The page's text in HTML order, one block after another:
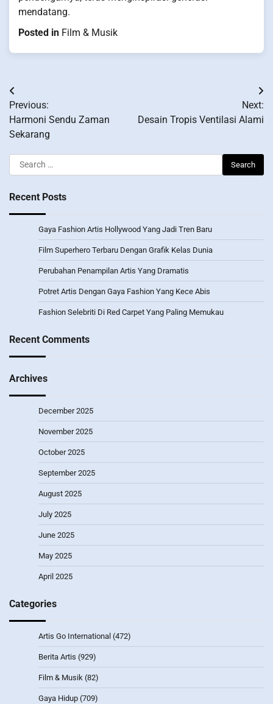
mendatang.
Posted in Film & Musik
Post
navigation
Previous:
Harmoni Sendu Zaman
Sekarang
Next:
Desain Tropis Ventilasi Alami
Search
for:
Recent Posts
Gaya Fashion Artis Hollywood Yang Jadi Tren Baru
Film Superhero Terbaru Dengan Grafik Kelas Dunia
Perubahan Penampilan Artis Yang Dramatis
Potret Artis Dengan Gaya Fashion Yang Kece Abis
Fashion Selebriti Di Red Carpet Yang Paling Memukau
Recent Comments
Archives
December 2025
November 2025
October 2025
September 2025
August 2025
July 2025
June 2025
May 2025
April 2025
Categories
Artis Go International (472)
Berita Artis (929)
Film & Musik (82)
Gaya Hidup (709)